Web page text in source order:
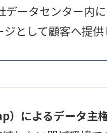
データセンター内
として顧客へ提供
）によるデータ主